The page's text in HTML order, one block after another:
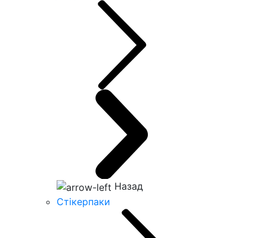
Назад
Стікерпаки